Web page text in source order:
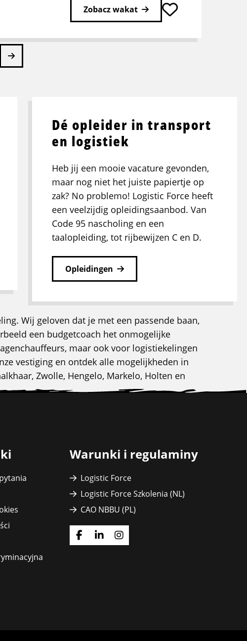
Zobacz wakat
Następna
Dé opleider in transport
en logistiek
Heb jij een mooie vacature gevonden,
maar nog niet het juiste papiertje op
zak? No problemo! Logistic Force heeft
een veelzijdig opleidingsaanbod. Van
Code 95 nascholing en een
taalopleiding, tot rijbewijzen C en D.
Opleidingen
Wij geloven dat je met een passende baan,
een budgetcoach het onmogelijke
maar ook voor logistiekelingen
vestiging en ontdek alle mogelijkheden in
Zwolle, Hengelo, Markelo, Holten en
Warunki i regulaminy
Logistic Force
Logistic Force Szkolenia (NL)
CAO NBBU (PL)
Idź
Idź
Idź